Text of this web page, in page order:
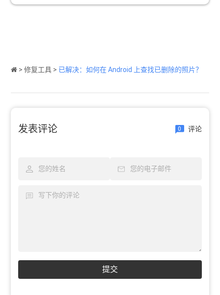
>修复工具 > 已解决：如何在 Android 上查找已删除的照片？
发表评论 0 评论
提交